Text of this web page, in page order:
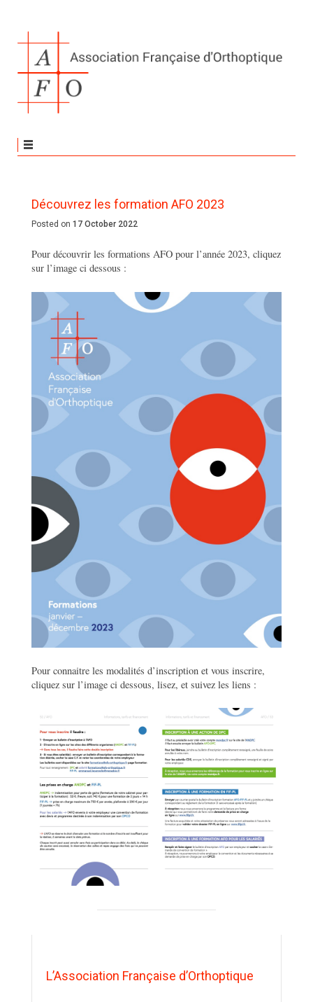
Découvrez les formation AFO 2023
Posted on 17 October 2022
Pour découvrir les formations AFO pour l’année 2023, cliquez
sur l’image ci dessous :
Pour connaitre les modalités d’inscription et vous inscrire,
cliquez sur l’image ci dessous, lisez, et suivez les liens :
L’Association Française d’Orthoptique